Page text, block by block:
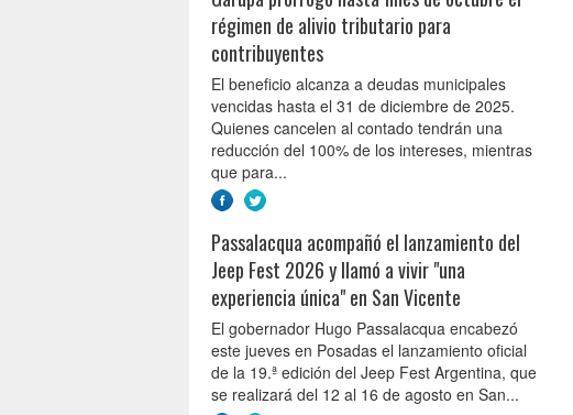
régimen de alivio tributario para
contribuyentes
El beneficio alcanza a deudas municipales
vencidas hasta el 31 de diciembre de 2025.
Quienes cancelen al contado tendrán una
reducción del 100% de los intereses, mientras
que para...
Passalacqua acompañó el lanzamiento del
Jeep Fest 2026 y llamó a vivir "una
experiencia única" en San Vicente
El gobernador Hugo Passalacqua encabezó
este jueves en Posadas el lanzamiento oficial
de la 19.ª edición del Jeep Fest Argentina, que
se realizará del 12 al 16 de agosto en San...